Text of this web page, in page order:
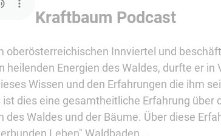
Kraftbaum Podcast
Innviertel und
Energien des Waldes, durfte er
Wissen und den Erfahrungen die ihm
dies eine gesamtheitliche Erfahrung über
Waldes und der Bäume. Über diese